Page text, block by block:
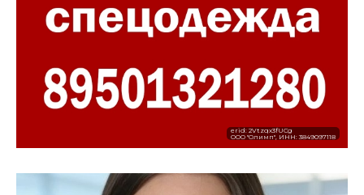
erid: 2Vtzqx3fUCg
ООО "Олимп", ИНН: 3849097118